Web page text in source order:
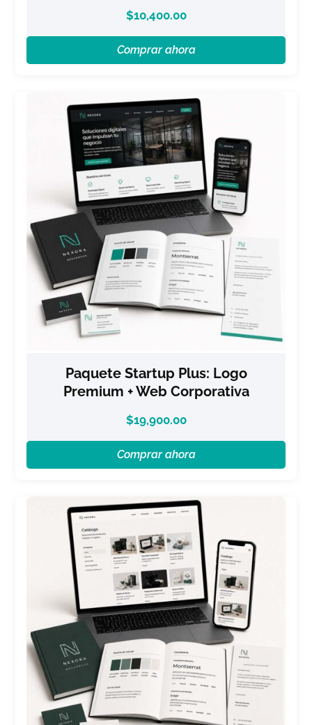
$10,400.00
Comprar ahora
Paquete Startup Plus: Logo
Premium + Web Corporativa
$19,900.00
Comprar ahora